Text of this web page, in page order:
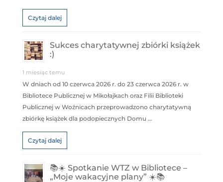
Czytaj dalej
Sukces charytatywnej zbiórki książek
:)
1 miesiąc temu
W dniach od 10 czerwca 2026 r. do 23 czerwca 2026 r. w
Bibliotece Publicznej w Mikołajkach oraz Filii Biblioteki
Publicznej w Woźnicach przeprowadzono charytatywną
zbiórkę książek dla podopiecznych Domu …
Czytaj dalej
📚☀️ Spotkanie WTZ w Bibliotece –
„Moje wakacyjne plany” ☀️📚